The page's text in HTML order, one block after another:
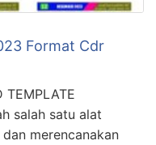
Format Cdr
TEMPLATE
salah satu alat
merencanakan